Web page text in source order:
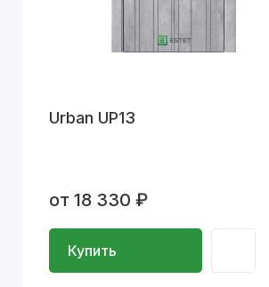
Urban UP13
от 18 330 ₽
Купить